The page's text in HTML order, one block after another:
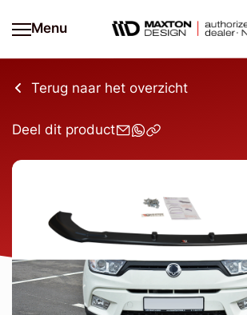
Menu
Terug naar het overzicht
Deel dit product